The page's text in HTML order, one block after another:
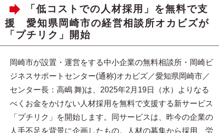
「低コストでの人材採用」を無料で支
援 愛知県岡崎市の経営相談所オカビズが
「プチリク」開始
岡崎市が設置・運営をする中小企業の無料相談所・岡崎ビ
ジネスサポートセンター(通称)オカビズ／愛知県岡崎市／
センター長：高嶋 舞)は、2025年2月19日（水）よりなる
べくお金をかけない人材採用を無料で支援する新サービス
「プチリク」を開始します。同サービスは、昨今の企業の
人手不足を背景に企画したもの。人材の募集から採用、労